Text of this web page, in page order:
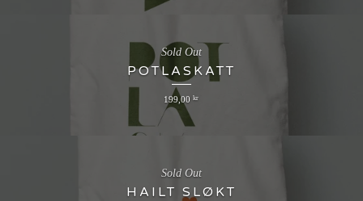
POTLASKATT
199,00 kr
Sold Out
HAILT SLØKT
Sold Out